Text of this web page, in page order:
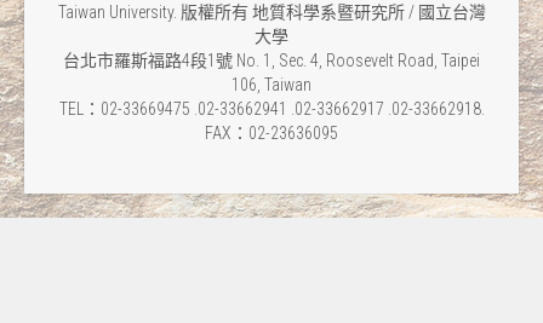
Taiwan University. 版權所有 地質科學系暨研究所 / 國立台灣
大學
台北市羅斯福路4段1號 No. 1, Sec. 4, Roosevelt Road, Taipei
106, Taiwan
TEL：02-33669475 .02-33662941 .02-33662917 .02-33662918.
FAX：02-23636095